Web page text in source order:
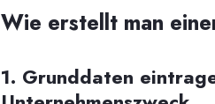
Wie erstellt man
1. Grunddaten